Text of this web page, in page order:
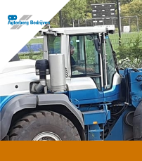
Bedrijven
Projecten
Over ons
Vacatures